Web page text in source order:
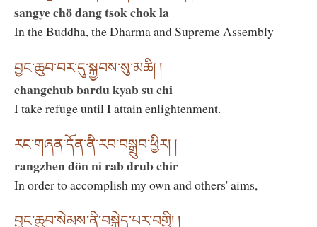
sangye chö dang tsok chok la
In the Buddha, the Dharma and Supreme Assembly
བྱང་ཆུབ་བར་དུ་སྐྱབས་སུ་མཆི། །
changchub bardu kyab su chi
I take refuge until I attain enlightenment.
རང་གཞན་དོན་ནི་རབ་བསྒྲུབ་ཕྱིར། །
rangzhen dön ni rab drub chir
In order to accomplish my own and others' aims,
བྱང་ཆུབ་སེམས་ནི་བསྐྱེད་པར་བགྱི། །